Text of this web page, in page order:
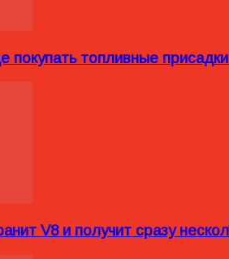
покупать топливные
V8 и получит сразу